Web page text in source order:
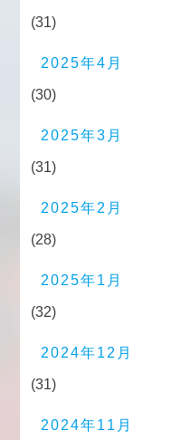
(31)
2025年4月
(30)
2025年3月
(31)
2025年2月
(28)
2025年1月
(32)
2024年12月
(31)
2024年11月